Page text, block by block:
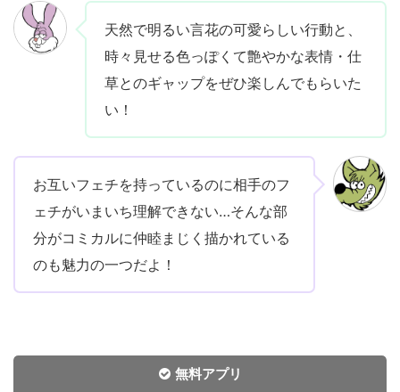
天然で明るい言花の可愛らしい行動と、
時々見せる色っぽくて艶やかな表情・仕
草とのギャップをぜひ楽しんでもらいた
い！
お互いフェチを持っているのに相手のフ
ェチがいまいち理解できない…そんな部
分がコミカルに仲睦まじく描かれている
のも魅力の一つだよ！
無料アプリ